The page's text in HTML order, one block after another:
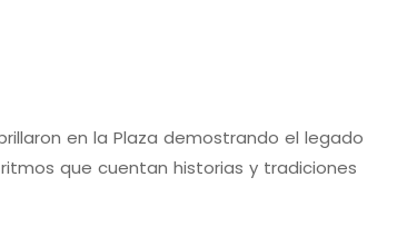
en la Plaza demostrando el legado
que cuentan historias y tradiciones